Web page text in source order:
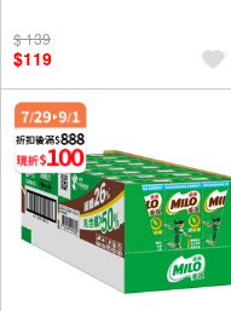
$ 139
$119